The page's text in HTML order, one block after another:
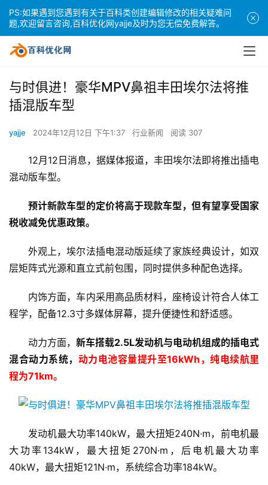
与时俱进！豪华MPV鼻祖丰田埃尔法将推
插混版车型
yajje 2024年12月12日 下午1:37 行业新闻 阅读 307
12月12日消息，据媒体报道，丰田埃尔法即将推出插电
混动版车型。
预计新款车型的定价将高于现款车型，但有望享受国家
税收减免优惠政策。
外观上，埃尔法插电混动版延续了家族经典设计，如双
层矩阵式光源和直立式前包围，同时提供多种配色选择。
内饰方面，车内采用高品质材料，座椅设计符合人体工
程学，配备12.3寸多媒体屏幕，提升便捷性和舒适感。
动力方面， 新车搭载2.5L发动机与电动机组成的插电式
混合动力系统， 动力电池容量提升至16kWh，纯电续航里
程为71km。
发动机最大功率140kW，最大扭矩240N·m，前电机最
大功率134kW，最大扭矩270N·m，后电机最大功率
40kW，最大扭矩121N·m，系统综合功率184kW。
PS:如果遇到您遇到有关于百科类创建编辑修改的相关疑难问
题,欢迎留言咨询,百科优化网yajje及时为您无偿免费解答。